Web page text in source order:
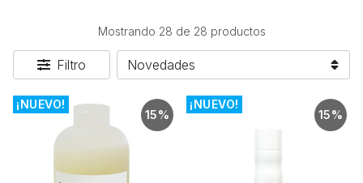
Mostrando 28 de 28 productos
Filtro
15%
¡NUEVO!
15%
¡NUEVO!